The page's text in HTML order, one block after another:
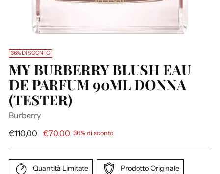
36% DI SCONTO
MY BURBERRY BLUSH EAU
DE PARFUM 90ML DONNA
(TESTER)
Burberry
P
€110,00 €70,00 36% di sconto
Quantità Limitate Prodotto Originale